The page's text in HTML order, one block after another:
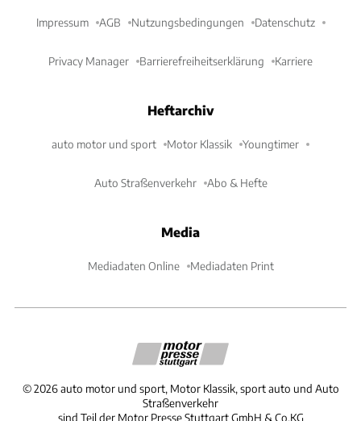
Impressum AGB Nutzungsbedingungen Datenschutz
Privacy Manager Barrierefreiheitserklärung Karriere
Heftarchiv
auto motor und sport Motor Klassik Youngtimer
Auto Straßenverkehr Abo & Hefte
Media
Mediadaten Online Mediadaten Print
©2026 auto motor und sport, Motor Klassik, sport auto und Auto
Straßenverkehr
sind Teil der Motor Presse Stuttgart GmbH & Co.KG